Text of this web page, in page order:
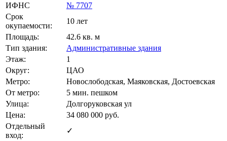
ИФНС
№ 7707
Срок
окупаемости:
10 лет
Площадь:
42.6 кв. м
Тип здания:
Административные здания
Этаж:
1
Округ:
ЦАО
Метро:
Новослободская, Маяковская, Достоевская
От метро:
5 мин. пешком
Улица:
Долгоруковская ул
Цена:
34 080 000 руб.
Отдельный
вход:
✓